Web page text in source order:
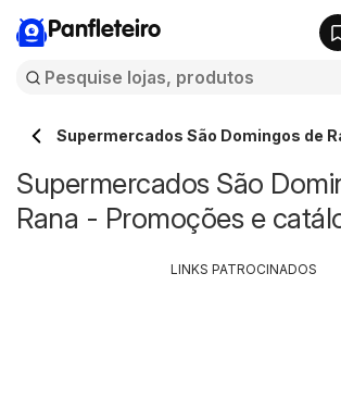
Panfleteiro
Supermercados São Domingos de
Supermercados São
Rana - Promoções e
LINKS PATROCINADOS